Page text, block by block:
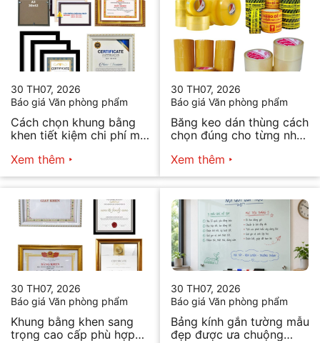
30 TH07, 2026
Báo giá Văn phòng phẩm
Cách chọn khung bằng
khen tiết kiệm chi phí mà
Xem thêm
30 TH07, 2026
Báo giá Văn phòng phẩm
Băng keo dán thùng cách
chọn đúng cho từng nhu
Xem thêm
30 TH07, 2026
Báo giá Văn phòng phẩm
Khung bằng khen sang
trọng cao cấp phù hợp
30 TH07, 2026
Báo giá Văn phòng phẩm
Bảng kính gắn tường mẫu
đẹp được ưa chuộng